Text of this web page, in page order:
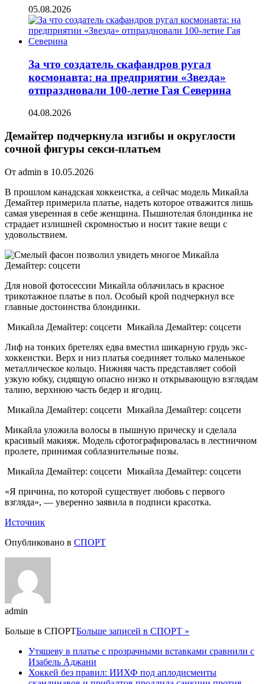
05.08.2026
За что создатель скафандров ругал
космонавта: на предприятии «Звезда»
отпраздновали 100-летие Гая Северина
04.08.2026
Демайтер подчеркнула изгибы и округлости
сочной фигуры секси-платьем
От admin в 10.05.2026
В прошлом канадская хоккеистка, а сейчас модель Микайла
Демайтер примерила платье, надеть которое отважится лишь
самая уверенная в себе женщина. Пышнотелая блондинка не
страдает излишней скромностью и носит такие вещи с
удовольствием.
Микайла
Демайтер: соцсети
Для новой фотосессии Микайла облачилась в красное
трикотажное платье в пол. Особый крой подчеркнул все
главные достоинства блондинки.
Микайла Демайтер: соцсети Микайла Демайтер: соцсети
Лиф на тонких бретелях едва вместил шикарную грудь экс-
хоккеистки. Верх и низ платья соединяет только маленькое
металлическое кольцо. Нижняя часть представляет собой
узкую юбку, сидящую опасно низко и открывающую взглядам
талию, верхнюю часть бедер и ягодиц.
Микайла Демайтер: соцсети Микайла Демайтер: соцсети
Микайла уложила волосы в пышную прическу и сделала
красивый макияж. Модель сфотографировалась в лестничном
пролете, принимая соблазнительные позы.
Микайла Демайтер: соцсети Микайла Демайтер: соцсети
«Я причина, по которой существует любовь с первого
взгляда», — уверенно заявила в подписи красотка.
Источник
Опубликовано в СПОРТ
admin
Больше в СПОРТБольше записей в СПОРТ »
Утяшеву в платье с прозрачными вставками сравнили с
Изабель Аджани
Хоккей без правил: ИИХФ под аплодисменты